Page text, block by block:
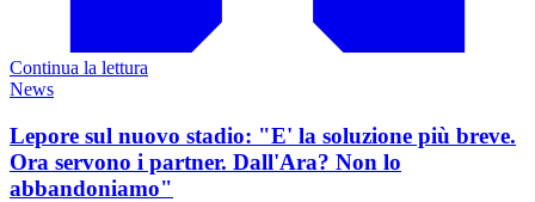
Continua la lettura
News
Lepore sul nuovo stadio: "E' la soluzione più breve.
Ora servono i partner. Dall'Ara? Non lo
abbandoniamo"